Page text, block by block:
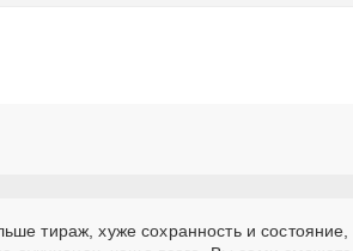
тираж, хуже сохранность и состояние,